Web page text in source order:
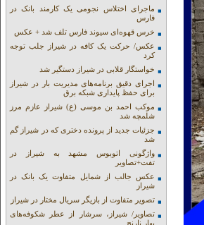
ماجرای اختلاس نجومی یک کارمند بانک در
فارس
خرس قهوه‌ای سیوند فارس تلف شد + عکس
عکس/ حرکت یک کافه در شیراز جلب توجه
کرد
خواستگار قلابی در شیراز دستگیر شد
اجرای دقیق برنامه‌های مدیریت بار در شیراز
برای حفظ پایداری شبکه برق
موکب احمد بن موسی (ع) شیراز عازم مرز
شلمچه شد
جزئیات جدید از پرونده دختری که در شیراز گم
شد
واژگونی اتوبوس مشهد به شیراز در
تفت+تصاویر
عکس جالب از شمایل متفاوت یک بانک در
شیراز
تصویر متفاوت از بازیگر سریال مختار در شیراز
تصاویر/ شیراز، سرشار از عطر شکوفه‌های
بهار نارنج